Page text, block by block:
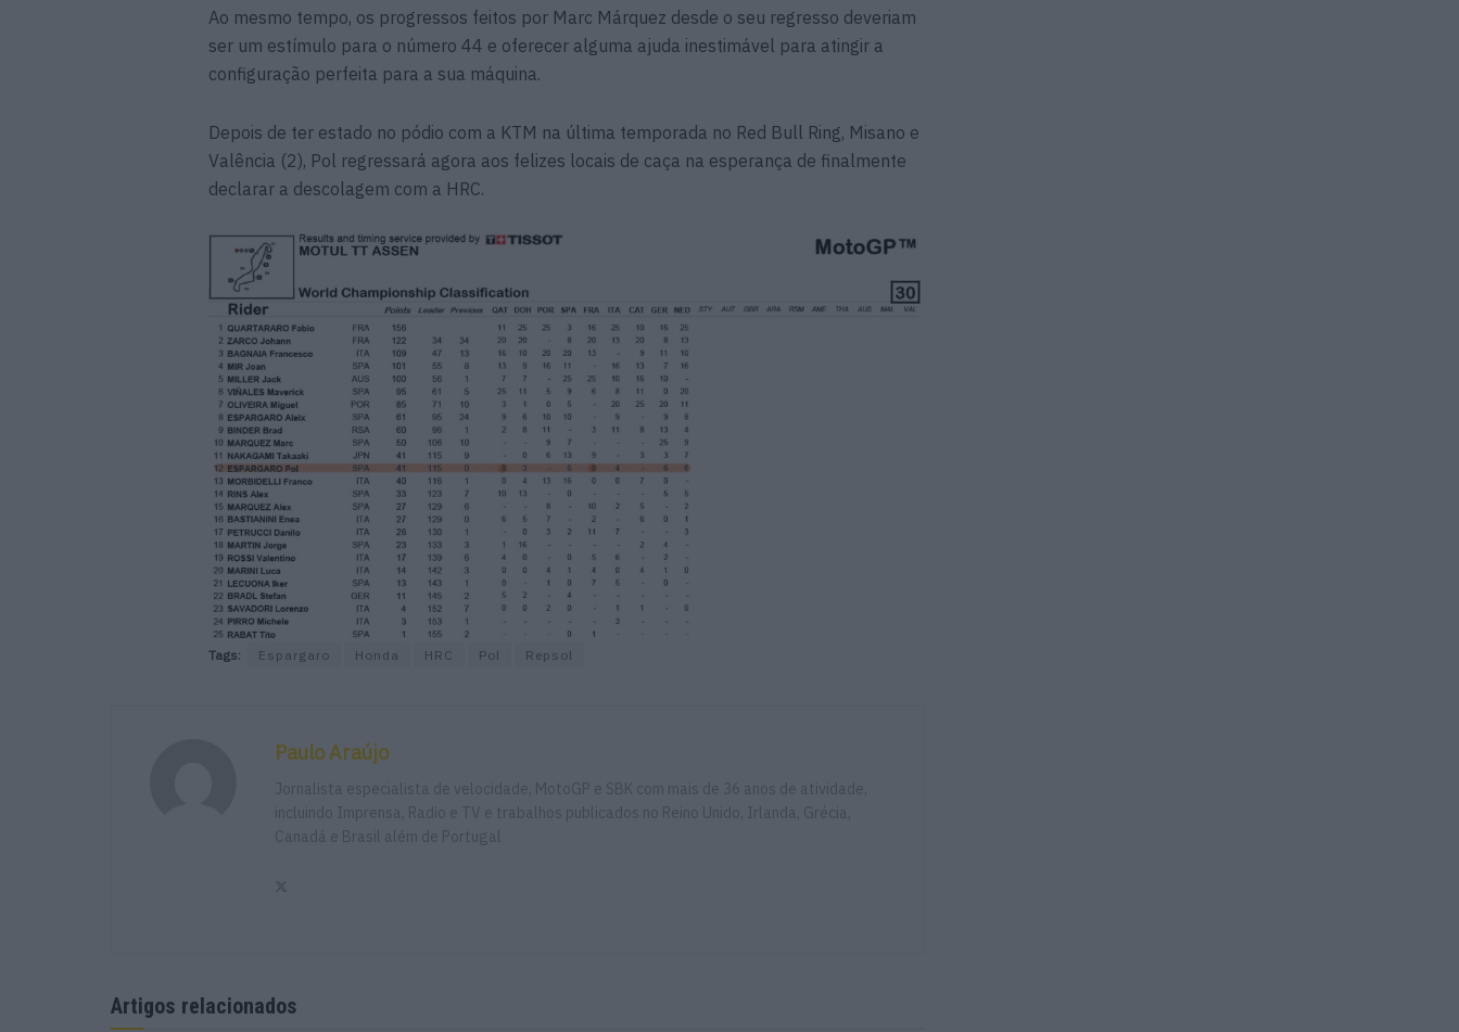
Ao mesmo tempo, os progressos feitos por Marc Márquez desde o seu regresso deveriam
ser um estímulo para o número 44 e oferecer alguma ajuda inestimável para atingir a
configuração perfeita para a sua máquina.
Depois de ter estado no pódio com a KTM na última temporada no Red Bull Ring, Misano e
Valência (2), Pol regressará agora aos felizes locais de caça na esperança de finalmente
declarar a descolagem com a HRC.
Tags: Espargaro Honda HRC Pol Repsol
Paulo Araújo
Jornalista especialista de velocidade, MotoGP e SBK com mais de 36 anos de atividade,
incluindo Imprensa, Radio e TV e trabalhos publicados no Reino Unido, Irlanda, Grécia,
Canadá e Brasil além de Portugal
Artigos relacionados